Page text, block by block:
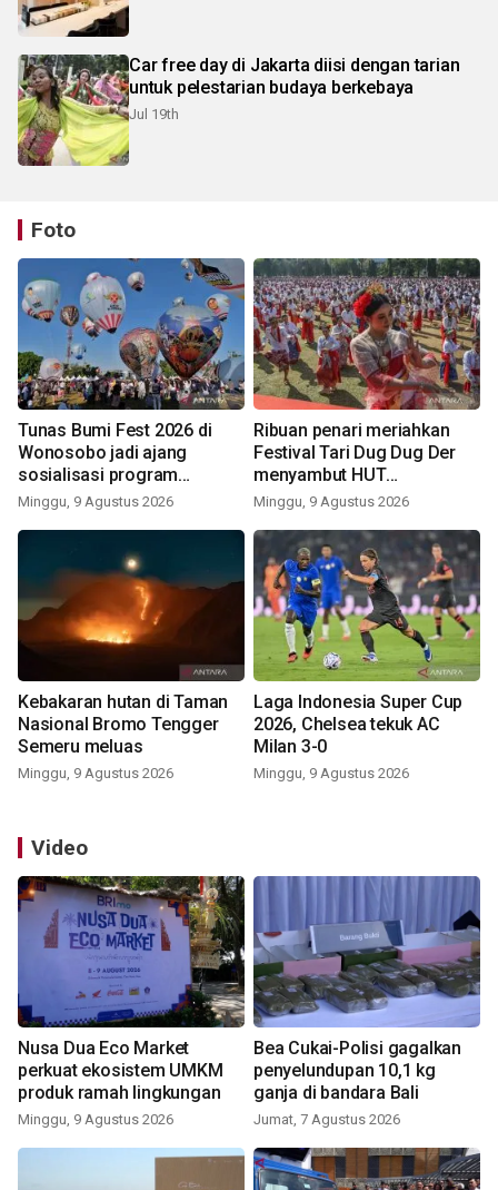
Car free day di Jakarta diisi dengan tarian
untuk pelestarian budaya berkebaya
Jul 19th
Foto
Tunas Bumi Fest 2026 di
Wonosobo jadi ajang
sosialisasi program
pemerintah lewat balon
Minggu, 9 Agustus 2026
Ribuan penari meriahkan
Festival Tari Dug Dug Der
menyambut HUT
Kemerdekaan
Minggu, 9 Agustus 2026
Kebakaran hutan di Taman
Nasional Bromo Tengger
Semeru meluas
Minggu, 9 Agustus 2026
Laga Indonesia Super Cup
2026, Chelsea tekuk AC
Milan 3-0
Minggu, 9 Agustus 2026
Video
Nusa Dua Eco Market
perkuat ekosistem UMKM
produk ramah lingkungan
Minggu, 9 Agustus 2026
Bea Cukai-Polisi gagalkan
penyelundupan 10,1 kg
ganja di bandara Bali
Jumat, 7 Agustus 2026